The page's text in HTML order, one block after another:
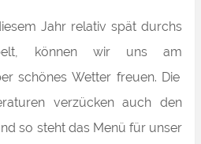
Jahr relativ spät durchs
können wir uns am
schönes Wetter freuen. Die
verzücken auch den
so steht das Menü für unser